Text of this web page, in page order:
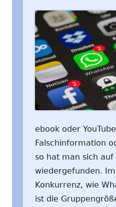
ebook oder
Falschinformation
so hat man sich auf
wiedergefunden.
Konkurrenz, wie
ist die